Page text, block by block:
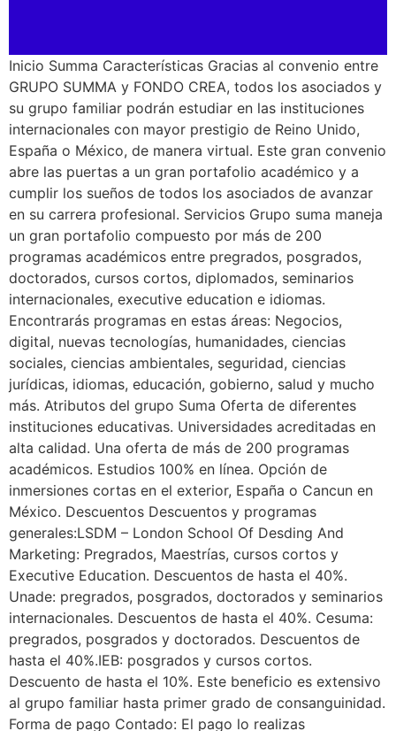
Inicio Summa Características Gracias al convenio entre
GRUPO SUMMA y FONDO CREA, todos los asociados y
su grupo familiar podrán estudiar en las instituciones
internacionales con mayor prestigio de Reino Unido,
España o México, de manera virtual. Este gran convenio
abre las puertas a un gran portafolio académico y a
cumplir los sueños de todos los asociados de avanzar
en su carrera profesional. Servicios Grupo suma maneja
un gran portafolio compuesto por más de 200
programas académicos entre pregrados, posgrados,
doctorados, cursos cortos, diplomados, seminarios
internacionales, executive education e idiomas.
Encontrarás programas en estas áreas: Negocios,
digital, nuevas tecnologías, humanidades, ciencias
sociales, ciencias ambientales, seguridad, ciencias
jurídicas, idiomas, educación, gobierno, salud y mucho
más. Atributos del grupo Suma Oferta de diferentes
instituciones educativas. Universidades acreditadas en
alta calidad. Una oferta de más de 200 programas
académicos. Estudios 100% en línea. Opción de
inmersiones cortas en el exterior, España o Cancun en
México. Descuentos Descuentos y programas
generales:LSDM – London School Of Desding And
Marketing: Pregrados, Maestrías, cursos cortos y
Executive Education. Descuentos de hasta el 40%.
Unade: pregrados, posgrados, doctorados y seminarios
internacionales. Descuentos de hasta el 40%. Cesuma:
pregrados, posgrados y doctorados. Descuentos de
hasta el 40%.IEB: posgrados y cursos cortos.
Descuento de hasta el 10%. Este beneficio es extensivo
al grupo familiar hasta primer grado de consanguinidad.
Forma de pago Contado: El pago lo realizas